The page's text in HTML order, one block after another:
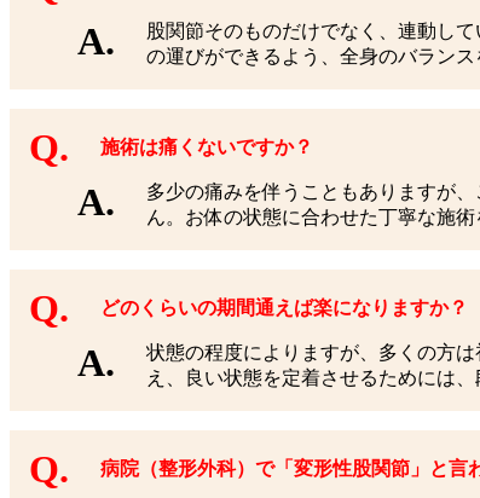
股関節そのものだけでなく、連動し
の運びができるよう、全身のバランス
施術は痛くないですか？
多少の痛みを伴うこともありますが
ん。お体の状態に合わせた丁寧な施
どのくらいの期間通えば楽になりますか？
状態の程度によりますが、多くの方
え、良い状態を定着させるためには
病院（整形外科）で「変形性股関節」と言